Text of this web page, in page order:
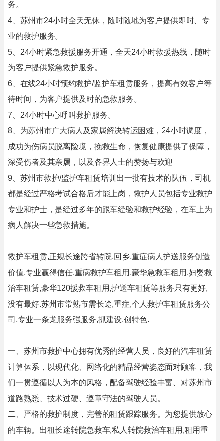
务。
4、苏州市24小时全天无休，随时随地为客户提供即时、专
业的救护服务。
5、24小时紧急救援服务开通，全天24小时救援热线，随时
为客户提供紧急救护服务。
6、在线24小时预约救护/监护车租赁服务，提高有效客户等
待时间，为客户提供及时的急救服务。
7、24小时中心呼叫救护服务。
8、为苏州市广大病人及家属解决转运困难，24小时调度，
成功为伤病员脱离险境，挽救生命，恢复健康提供了保障，
深受伤者及其亲属，以及各界人士的赞扬与欢迎
9、苏州市救护/监护车租赁培训出一批有技术的队伍，司机
都是经过严格考试合格后才能上岗，救护人员包括专业救护
专业和护士，是经过多年的跟车经验和救护经验，在车上为
病人解决一些急救措施。
救护车租赁,正规长途跨省转院,回乡,重症病人护送服务创造
价值,专业赢得信任.重病救护车租用,豪华急救车租用,妇婴救
治车租赁,豪华120援救车租用,护送车租赁等服务只有更好,
没有最好.苏州市常熟市需长途,重症,个人救护车租赁服务公
司,专业一条龙服务强服务,抓建设,创特色.
一、苏州市救护中心拥有优秀的经营人员，良好的汽车租赁
计算体系，以现代化、网络化的精品经营姿态面对顾客，我
们一贯遵循以人为本的风格，配备驾驶经验丰富、对苏州市
道路熟悉、技术过硬、遵章守法的驾驶人员。
二、严格的救护制度，完善的租赁跟踪服务。为您提供放心
的车辆。出租长途转院急救车,私人转院救治车租用,租用重